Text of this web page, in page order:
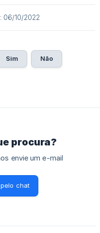
06/10/2022
Sim Não
procura?
envie um e-mail
chat